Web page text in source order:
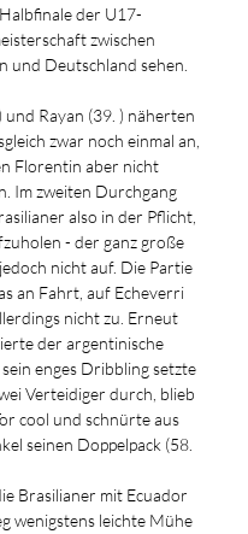
der U17-
zwischen
und Deutschland sehen.
und Rayan (39. ) näherten
zwar noch einmal an,
Florentin aber nicht
Im zweiten Durchgang
also in der Pflicht,
- der ganz große
nicht auf. Die Partie
an Fahrt, auf Echeverri
nicht zu. Erneut
der argentinische
enges Dribbling setzte
Verteidiger durch, blieb
cool und schnürte aus
seinen Doppelpack (58.
Brasilianer mit Ecuador
wenigstens leichte Mühe